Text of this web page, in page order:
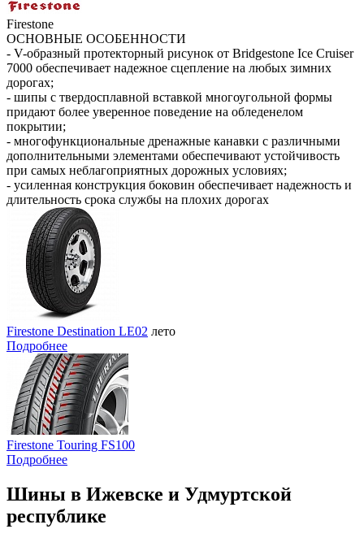
Firestone
ОСНОВНЫЕ ОСОБЕННОСТИ
- V-образный протекторный рисунок от Bridgestone Ice Cruiser
7000 обеспечивает надежное сцепление на любых зимних
дорогах;
- шипы с твердосплавной вставкой многоугольной формы
придают более уверенное поведение на обледенелом
покрытии;
- многофункциональные дренажные канавки с различными
дополнительными элементами обеспечивают устойчивость
при самых неблагоприятных дорожных условиях;
- усиленная конструкция боковин обеспечивает надежность и
длительность срока службы на плохих дорогах
Firestone Destination LE02 лето
Подробнее
Firestone Touring FS100
Подробнее
Шины в Ижевске и Удмуртской
республике